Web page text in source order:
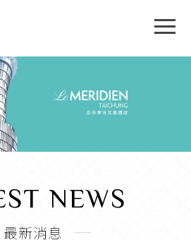
NEWS
最新消息